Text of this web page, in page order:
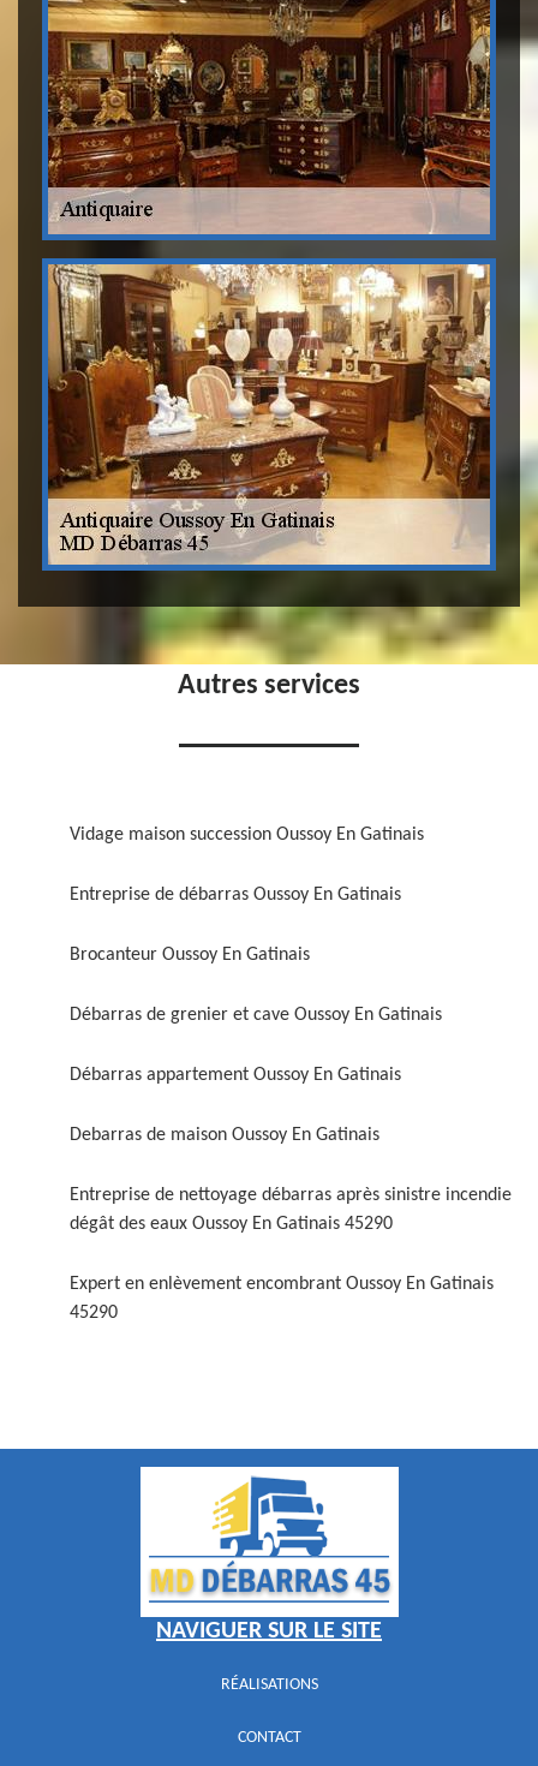
Autres services
Vidage maison succession Oussoy En Gatinais
Entreprise de débarras Oussoy En Gatinais
Brocanteur Oussoy En Gatinais
Débarras de grenier et cave Oussoy En Gatinais
Débarras appartement Oussoy En Gatinais
Debarras de maison Oussoy En Gatinais
Entreprise de nettoyage débarras après sinistre incendie
dégât des eaux Oussoy En Gatinais 45290
Expert en enlèvement encombrant Oussoy En Gatinais
45290
NAVIGUER SUR LE SITE
RÉALISATIONS
CONTACT